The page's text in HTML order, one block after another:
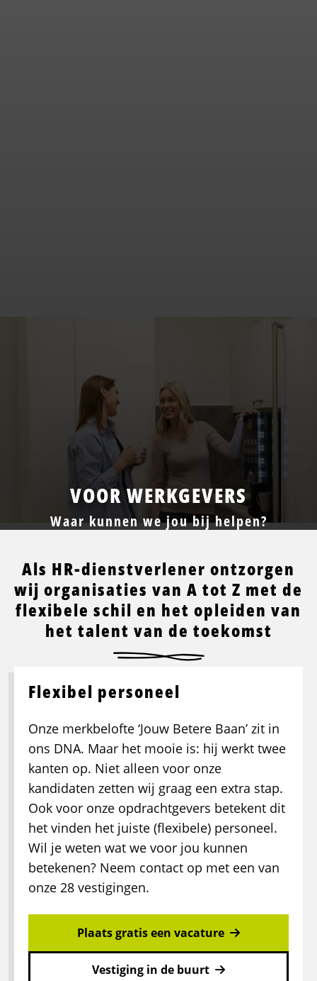
VOOR WERKGEVERS
Waar kunnen we jou bij helpen?
Als HR-dienstverlener ontzorgen
wij organisaties van A tot Z met de
flexibele schil en het opleiden van
het talent van de toekomst
Flexibel personeel
Onze merkbelofte ‘Jouw Betere Baan’ zit in
ons DNA. Maar het mooie is: hij werkt twee
kanten op. Niet alleen voor onze
kandidaten zetten wij graag een extra stap.
Ook voor onze opdrachtgevers betekent dit
het vinden het juiste (flexibele) personeel.
Wil je weten wat we voor jou kunnen
betekenen? Neem contact op met een van
onze 28 vestigingen.
Plaats gratis een vacature
Vestiging in de buurt